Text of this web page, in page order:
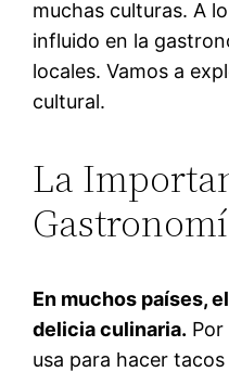
muchas culturas. A
influido en la
locales. Vamos a
cultural.
La
En muchos países,
delicia culinaria. Por
usa para hacer